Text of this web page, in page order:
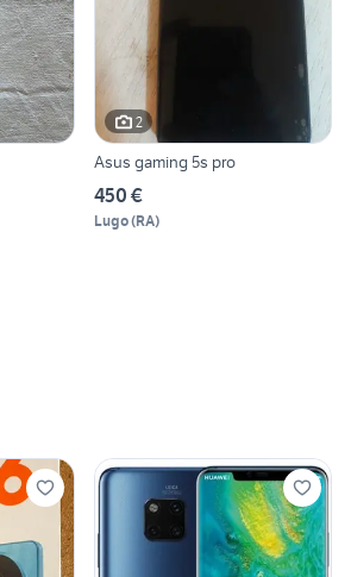
2
Asus gaming 5s pro
450 €
Lugo(RA)